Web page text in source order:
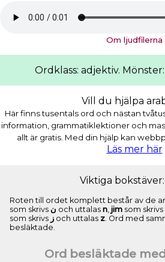
Om ljudfilerna
Ordklass: adjektiv. Mönster:
Vill du hjälpa
Här finns tusentals ord och nästan
information, grammatiklektioner och
allt är gratis. Med din hjälp kan
Läs mer här
Viktiga bokstäver:
Roten till ordet komplett består av de
som skrivs ﻥ och uttalas n, jim som skrivs
som skrivs ﺯ och uttalas z. Ord med
besläktade.
Ord besläktade